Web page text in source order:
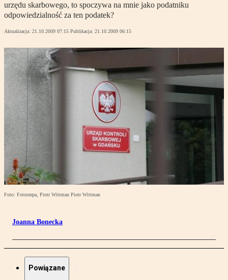
urzędu skarbowego, to spoczywa na mnie jako podatniku
odpowiedzialność za ten podatek?
Aktualizacja: 21.10.2009 07:15 Publikacja: 21.10.2009 06:15
Foto: Fotorzepa, Piotr Wittman Piotr Wittman
Joanna Bonecka
Powiązane